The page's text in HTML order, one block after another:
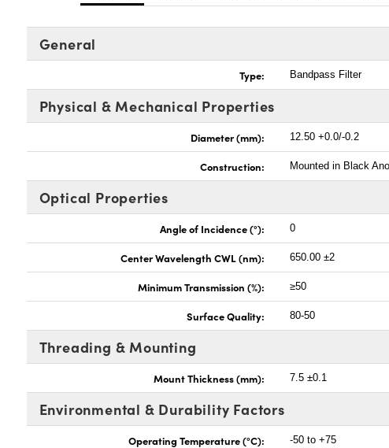
General
Type: Bandpass Filter
Physical & Mechanical Properties
Diameter (mm): 12.50 +0.0/-0.2
Construction: Mounted in Black
Optical Properties
Angle of Incidence (°): 0
Center Wavelength CWL (nm): 650.00 ±2
Minimum Transmission (%): ≥50
Surface Quality: 80-50
Threading & Mounting
Mount Thickness (mm): 7.5 ±0.1
Environmental & Durability Factors
Operating Temperature (°C): -50 to +75